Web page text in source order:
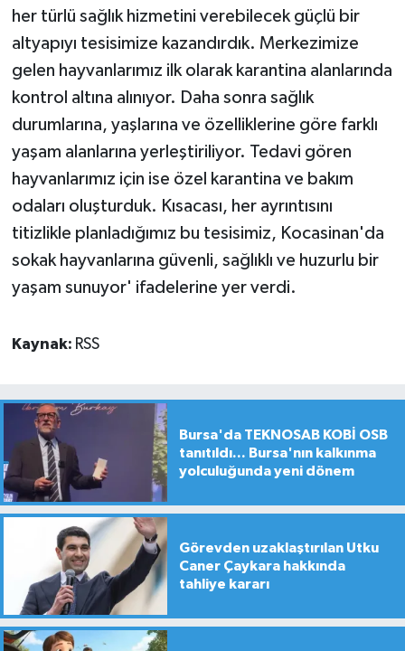
her türlü sağlık hizmetini verebilecek güçlü bir
altyapıyı tesisimize kazandırdık. Merkezimize
gelen hayvanlarımız ilk olarak karantina alanlarında
kontrol altına alınıyor. Daha sonra sağlık
durumlarına, yaşlarına ve özelliklerine göre farklı
yaşam alanlarına yerleştiriliyor. Tedavi gören
hayvanlarımız için ise özel karantina ve bakım
odaları oluşturduk. Kısacası, her ayrıntısını
titizlikle planladığımız bu tesisimiz, Kocasinan'da
sokak hayvanlarına güvenli, sağlıklı ve huzurlu bir
yaşam sunuyor' ifadelerine yer verdi.
Kaynak: RSS
Bursa'da TEKNOSAB KOBİ OSB
tanıtıldı... Bursa'nın kalkınma
yolculuğunda yeni dönem
Görevden uzaklaştırılan Utku
Caner Çaykara hakkında
tahliye kararı